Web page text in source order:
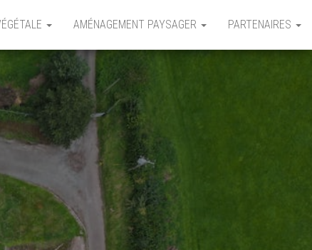
AMÉNAGEMENT PAYSAGER PARTENAIRES